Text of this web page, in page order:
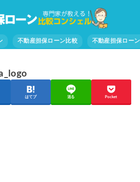
不動産担保ローン比較 不動産担保ロー
はてブ 送る Pocket